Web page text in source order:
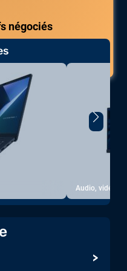
Audio, vidéo,
négociés
compétitifs adaptés aux